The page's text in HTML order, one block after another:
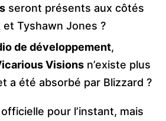
seront présents aux côtés
et Tyshawn Jones ?
de développement,
Visions n’existe plus
a été absorbé par Blizzard ?
pour l’instant, mais